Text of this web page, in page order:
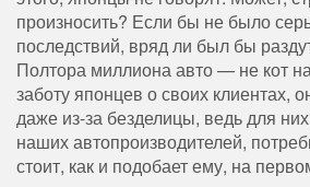
произносить? Если бы не было
последствий, вряд ли был бы
Полтора миллиона авто — не кот
заботу японцев о своих клиентах,
даже из-за безделицы, ведь для
наших автопроизводителей,
стоит, как и подобает ему, на